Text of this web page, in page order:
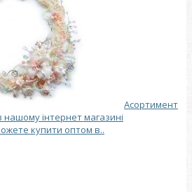
Асортимент
нашому інтернет магазині
купити оптом в..